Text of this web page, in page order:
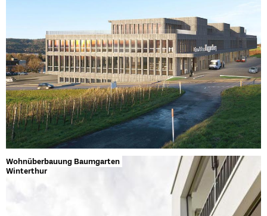
Wohnüberbauung Baumgarten
Winterthur